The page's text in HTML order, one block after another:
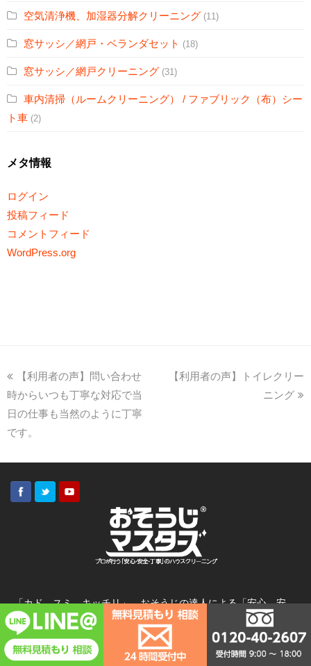
空気清浄機、加湿器分解クリーニング (11)
窓サッシ／網戸・ベランダセット (18)
窓サッシ／網戸クリーニング (31)
車内清掃（ルームクリーニング） / ファブリック（布）シー
ト車 (2)
メタ情報
ログイン
投稿フィード
コメントフィード
WordPress.org
【利用者の声】問い合わせ
時からいつも丁寧な対応で当
日の仕事も当然のように丁寧
です。
【利用者の声】トイレクリー
ニング
「カド、スミ、キッチリ」 おそうじの達人による「安心、安
全、納得」のハウスクリーニングサービスを提供する横浜＆川崎
の会社。口コミサイト（エキテン）のハウスクリーニング部門で
全国2位(関東エリア1位）の実績！
「ナイス＆スムース」な受付体制と「毎日磨くお家とお掃除スキ